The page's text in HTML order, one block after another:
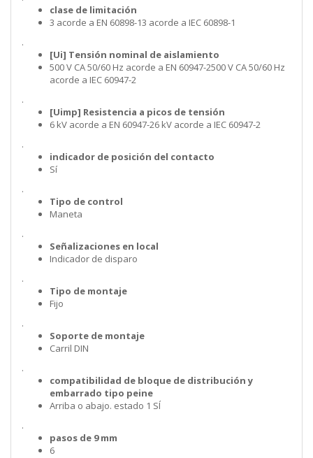
clase de limitación
3 acorde a EN 60898-13 acorde a IEC 60898-1
.
[Ui] Tensión nominal de aislamiento
500 V CA 50/60 Hz acorde a EN 60947-2500 V CA 50/60 Hz
acorde a IEC 60947-2
.
[Uimp] Resistencia a picos de tensión
6 kV acorde a EN 60947-26 kV acorde a IEC 60947-2
.
indicador de posición del contacto
Sí
.
Tipo de control
Maneta
.
Señalizaciones en local
Indicador de disparo
.
Tipo de montaje
Fijo
.
Soporte de montaje
Carril DIN
.
compatibilidad de bloque de distribución y
embarrado tipo peine
Arriba o abajo. estado 1 SÍ
.
pasos de 9 mm
6